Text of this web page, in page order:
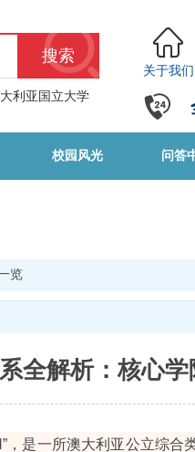
关于我们
利亚国立大学
搜索
校园风光 问答
览
全解析：核心
，是一所澳大利亚公立综合